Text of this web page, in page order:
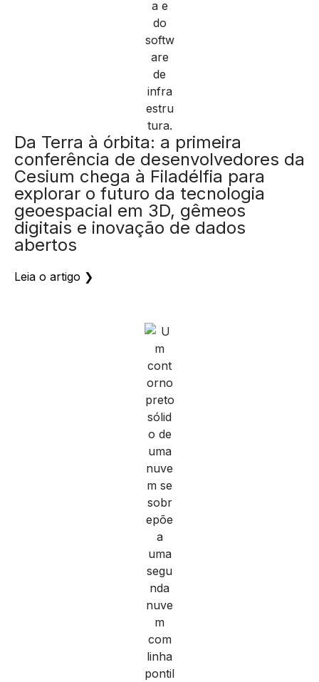
Da Terra à órbita: a primeira
conferência de desenvolvedores da
Cesium chega à Filadélfia para
explorar o futuro da tecnologia
geoespacial em 3D, gêmeos
digitais e inovação de dados
abertos
Leia o artigo ❯